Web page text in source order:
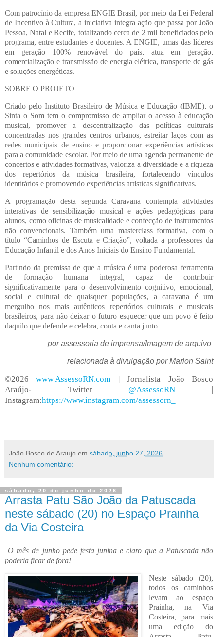
Com patrocínio da empresa ENGIE Brasil, por meio da Lei Federal
de Incentivo à Cultura, a iniciativa integra ação que passa por João
Pessoa, Natal e Recife, totalizando cerca de 2 mil beneficiados pelo
programa, entre estudantes e docentes. A ENGIE, umas das líderes
em geração 100% renovável do país, atua em geração,
comercialização e transmissão de energia elétrica, transporte de gás
e soluções energéticas.
SOBRE O PROJETO
Criado pelo Instituto Brasileiro de Música e Educação (IBME), o
Sinta o Som tem o compromisso de ampliar o acesso à educação
musical, promover a descentralização das políticas culturais
concentradas nos grandes centros urbanos, estreitar laços com as
redes municipais de ensino e proporcionar experiências artísticas
para a comunidade escolar. Por meio de uma agenda permanente de
concertos e atividades formativas, valoriza a diversidade e a riqueza
dos repertórios da música brasileira, fortalecendo vínculos
identitários e promovendo experiências artísticas significativas.
A programação desta segunda Caravana contempla atividades
interativas de sensibilização musical e ações pedagógicas para
alunos, como oficinas de musicalidade e confecção de instrumentos
não convencionais. Também uma masterclass formativa, com o
título “Caminhos de Escuta e Criação”, voltada a professores da
Educação Infantil e dos Anos Iniciais do Ensino Fundamental.
Partindo da premissa de que a música é uma poderosa ferramenta
de formação humana integral, capaz de contribuir
significativamente para o desenvolvimento cognitivo, emocional,
social e cultural de quaisquer populações, a caravana é um
mergulho nos mais autênticos repertórios culturais e musicais
brasileiros, para não deixar o futuro esquecer que um povo é feito
daquilo que defende e celebra, conta e canta junto.
por assessoria de imprensa/Imagem de arquivo
relacionada à divulgação por Marlon Saint
©2026www.AssessoRN.com | Jornalista João Bosco
Araújo- Twitter @AssessoRN |
Instagram:https://www.instagram.com/assessorn_
João Bosco de Araujo em sábado, junho 27, 2026
Nenhum comentário:
sábado, 20 de junho de 2026
Arrasta Patu São João da Patuscada
neste sábado (20) no Espaço Prainha
da Via Costeira
O mês de junho pede festa junina e claro que a Patuscada não
poderia ficar de fora!
Neste sábado (20),
todos os caminhos
levam ao espaço
Prainha, na Via
Costeira, para mais
uma edição do